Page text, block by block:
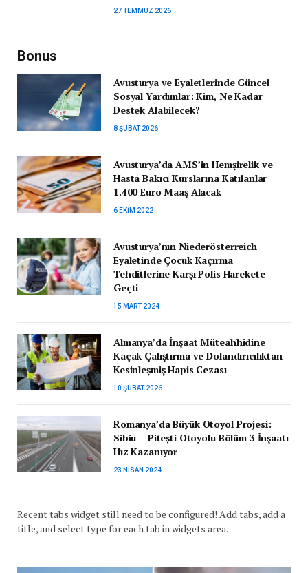
27 TEMMUZ 2026
Bonus
Avusturya ve Eyaletlerinde Güncel
Sosyal Yardımlar: Kim, Ne Kadar
Destek Alabilecek?
8 ŞUBAT 2026
Avusturya’da AMS’in Hemşirelik ve
Hasta Bakıcı Kurslarına Katılanlar
1.400 Euro Maaş Alacak
6 EKIM 2022
Avusturya’nın Niederösterreich
Eyaletinde Çocuk Kaçırma
Tehditlerine Karşı Polis Harekete
Geçti
15 MART 2024
Almanya’da İnşaat Müteahhidine
Kaçak Çalıştırma ve Dolandırıcılıktan
Kesinleşmiş Hapis Cezası
10 ŞUBAT 2026
Romanya’da Büyük Otoyol Projesi:
Sibiu – Pitești Otoyolu Bölüm 3 İnşaatı
Hız Kazanıyor
23 NISAN 2024
Recent tabs widget still need to be configured! Add tabs, add a
title, and select type for each tab in widgets area.